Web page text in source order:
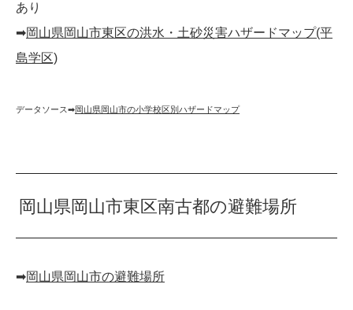
あり
➡︎岡山県岡山市東区の洪水・土砂災害ハザードマップ(平
島学区)
データソース➡︎岡山県岡山市の小学校区別ハザードマップ
岡山県岡山市東区南古都の避難場所
➡︎岡山県岡山市の避難場所